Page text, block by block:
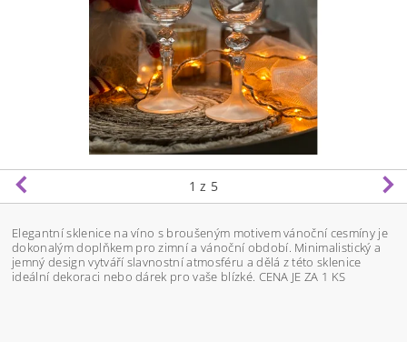
1 z 5
Elegantní sklenice na víno s broušeným motivem vánoční cesmíny je
dokonalým doplňkem pro zimní a vánoční období. Minimalistický a
jemný design vytváří slavnostní atmosféru a dělá z této sklenice
ideální dekoraci nebo dárek pro vaše blízké. CENA JE ZA 1 KS